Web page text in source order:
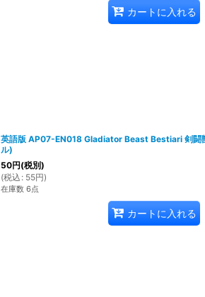
カートに入れる
英語版 AP07-EN018 Gladiator Beast Bestiari 剣闘
ル)
50円(税別)
(税込 : 55円)
在庫数 6点
カートに入れる